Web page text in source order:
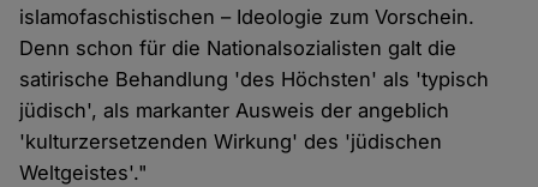
islamofaschistischen – Ideologie zum Vorschein.
Denn schon für die Nationalsozialisten galt die
satirische Behandlung 'des Höchsten' als 'typisch
jüdisch', als markanter Ausweis der angeblich
'kulturzersetzenden Wirkung' des 'jüdischen
Weltgeistes'."